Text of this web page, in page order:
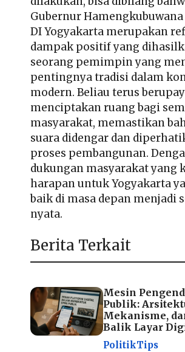
Gubernur
DI Yogyakarta merupakan
dampak positif yang
seorang pemimpin yang
pentingnya tradisi dalam
modern. Beliau terus
menciptakan ruang bagi
masyarakat, memastikan
suara didengar dan
proses pembangunan.
dukungan masyarakat yang
harapan untuk Yogyakarta
baik di masa depan menjadi
nyata.
Berita Terkait
Mesin
Publik:
Mekanisme,
Balik Layar
PolitikTips